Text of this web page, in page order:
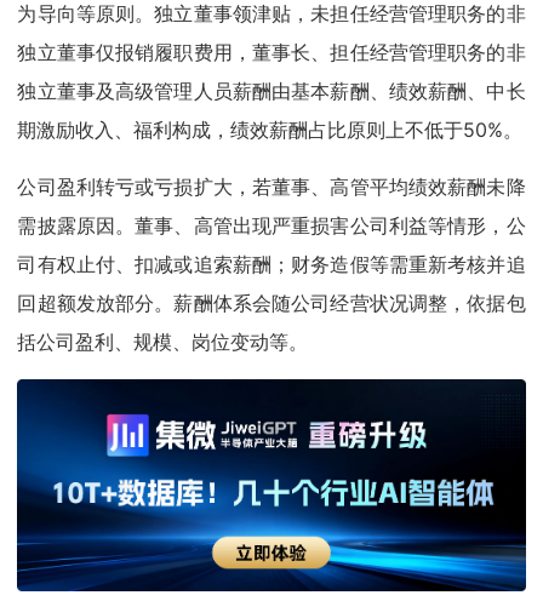
为导向等原则。独立董事领津贴，未担任经营管理职务的非
独立董事仅报销履职费用，董事长、担任经营管理职务的非
独立董事及高级管理人员薪酬由基本薪酬、绩效薪酬、中长
期激励收入、福利构成，绩效薪酬占比原则上不低于50%。
公司盈利转亏或亏损扩大，若董事、高管平均绩效薪酬未降
需披露原因。董事、高管出现严重损害公司利益等情形，公
司有权止付、扣减或追索薪酬；财务造假等需重新考核并追
回超额发放部分。薪酬体系会随公司经营状况调整，依据包
括公司盈利、规模、岗位变动等。